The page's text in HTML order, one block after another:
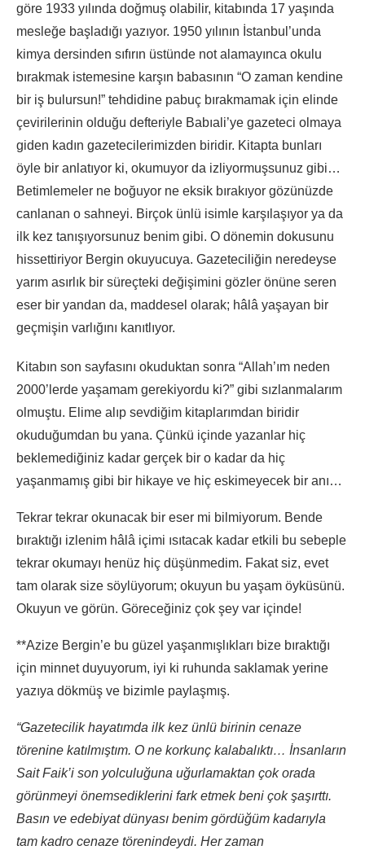
göre 1933 yılında doğmuş olabilir, kitabında 17 yaşında
mesleğe başladığı yazıyor. 1950 yılının İstanbul’unda
kimya dersinden sıfırın üstünde not alamayınca okulu
bırakmak istemesine karşın babasının “O zaman kendine
bir iş bulursun!” tehdidine pabuç bırakmamak için elinde
çevirilerinin olduğu defteriyle Babıali’ye gazeteci olmaya
giden kadın gazetecilerimizden biridir. Kitapta bunları
öyle bir anlatıyor ki, okumuyor da izliyormuşsunuz gibi…
Betimlemeler ne boğuyor ne eksik bırakıyor gözünüzde
canlanan o sahneyi. Birçok ünlü isimle karşılaşıyor ya da
ilk kez tanışıyorsunuz benim gibi. O dönemin dokusunu
hissettiriyor Bergin okuyucuya. Gazeteciliğin neredeyse
yarım asırlık bir süreçteki değişimini gözler önüne seren
eser bir yandan da, maddesel olarak; hâlâ yaşayan bir
geçmişin varlığını kanıtlıyor.
Kitabın son sayfasını okuduktan sonra “Allah’ım neden
2000’lerde yaşamam gerekiyordu ki?” gibi sızlanmalarım
olmuştu. Elime alıp sevdiğim kitaplarımdan biridir
okuduğumdan bu yana. Çünkü içinde yazanlar hiç
beklemediğiniz kadar gerçek bir o kadar da hiç
yaşanmamış gibi bir hikaye ve hiç eskimeyecek bir anı…
Tekrar tekrar okunacak bir eser mi bilmiyorum. Bende
bıraktığı izlenim hâlâ içimi ısıtacak kadar etkili bu sebeple
tekrar okumayı henüz hiç düşünmedim. Fakat siz, evet
tam olarak size söylüyorum; okuyun bu yaşam öyküsünü.
Okuyun ve görün. Göreceğiniz çok şey var içinde!
**Azize Bergin’e bu güzel yaşanmışlıkları bize bıraktığı
için minnet duyuyorum, iyi ki ruhunda saklamak yerine
yazıya dökmüş ve bizimle paylaşmış.
“Gazetecilik hayatımda ilk kez ünlü birinin cenaze
törenine katılmıştım. O ne korkunç kalabalıktı… İnsanların
Sait Faik’i son yolculuğuna uğurlamaktan çok orada
görünmeyi önemsediklerini fark etmek beni çok şaşırttı.
Basın ve edebiyat dünyası benim gördüğüm kadarıyla
tam kadro cenaze törenindeydi. Her zaman